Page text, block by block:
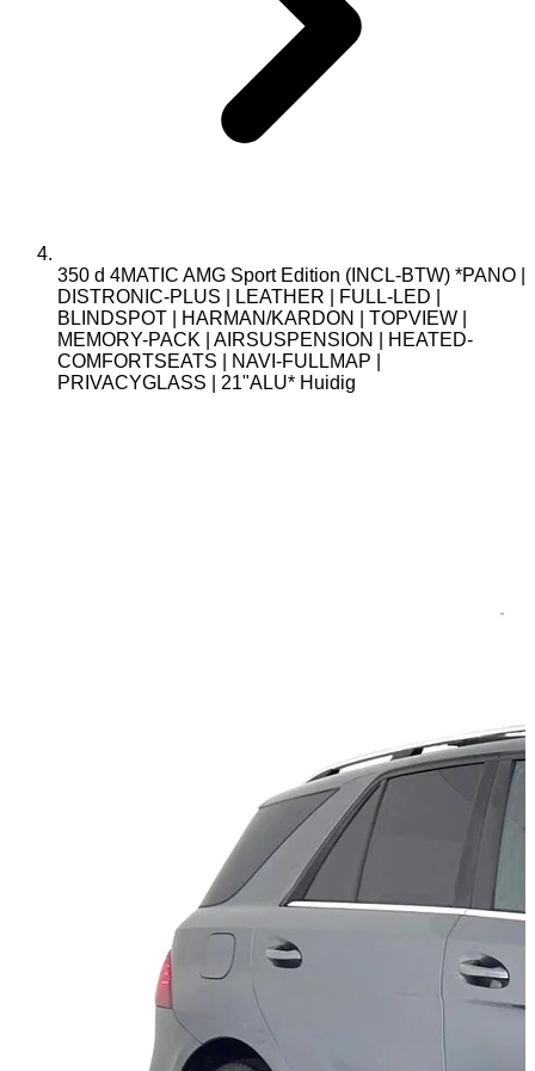
350 d 4MATIC AMG Sport Edition (INCL-BTW) *PANO |
DISTRONIC-PLUS | LEATHER | FULL-LED |
BLINDSPOT | HARMAN/KARDON | TOPVIEW |
MEMORY-PACK | AIRSUSPENSION | HEATED-
COMFORTSEATS | NAVI-FULLMAP |
PRIVACYGLASS | 21"ALU* Huidig